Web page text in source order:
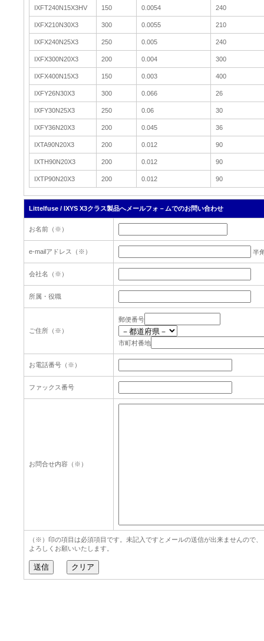
IXFT240N15X3HV 150 0.0054 240
IXFX210N30X3 300 0.0055 210
IXFX240N25X3 250 0.005 240
IXFX300N20X3 200 0.004 300
IXFX400N15X3 150 0.003 400
IXFY26N30X3 300 0.066 26
IXFY30N25X3 250 0.06 30
IXFY36N20X3 200 0.045 36
IXTA90N20X3 200 0.012 90
IXTH90N20X3 200 0.012 90
IXTP90N20X3 200 0.012 90
Littelfuse / IXYS X3クラス製品へメールフォ－ムでのお問い合わせ
お名前（※）
e-mailアドレス（※） 半
会社名（※）
所属・役職
ご住所（※）
郵便番号
市町村番地
お電話番号（※）
ファックス番号
お問合せ内容（※）
（※）印の項目は必須項目です。未記入ですとメールの送信が出来ませんので、
よろしくお願いいたします。